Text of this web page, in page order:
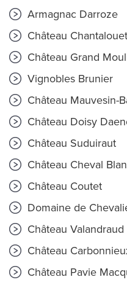
Armagnac Darroze
Château
Château Grand
Vignobles Brunier
Château Mauvesin-
Château Doisy
Château Suduiraut
Château Cheval
Château Coutet
Domaine de
Château Valandraud
Château
Château Pavie